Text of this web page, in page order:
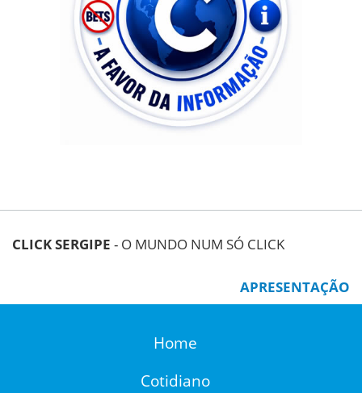
CLICK SERGIPE - O MUNDO NUM SÓ CLICK
APRESENTAÇÃO
Home
Cotidiano